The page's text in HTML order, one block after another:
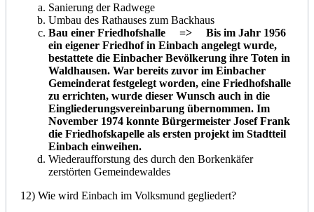
Sanierung der Radwege
Umbau des Rathauses zum Backhaus
Bau einer Friedhofshalle => Bis im Jahr 1956
ein eigener Friedhof in Einbach angelegt wurde,
bestattete die Einbacher Bevölkerung ihre Toten in
Waldhausen. War bereits zuvor im Einbacher
Gemeinderat festgelegt worden, eine Friedhofshalle
zu errichten, wurde dieser Wunsch auch in die
Eingliederungsvereinbarung übernommen. Im
November 1974 konnte Bürgermeister Josef Frank
die Friedhofskapelle als ersten projekt im Stadtteil
Einbach einweihen.
Wiederaufforstung des durch den Borkenkäfer
zerstörten Gemeindewaldes
12) Wie wird Einbach im Volksmund gegliedert?